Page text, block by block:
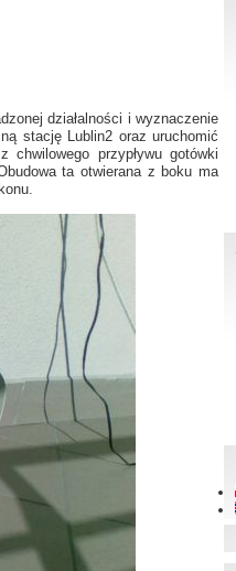
działalności i wyznaczenie
stację Lublin2 oraz uruchomić
przypływu gotówki
ta otwierana z boku ma